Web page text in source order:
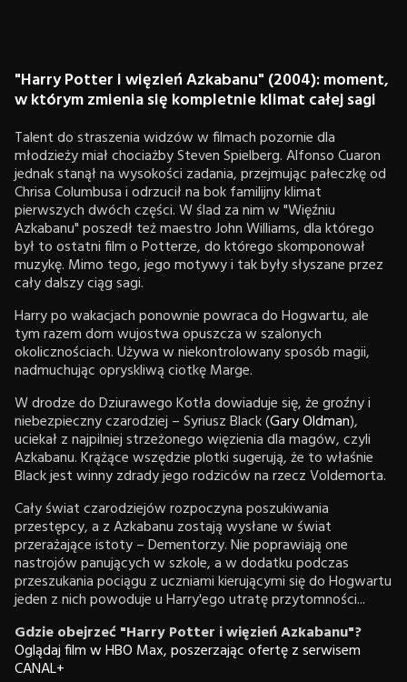
"Harry Potter i więzień Azkabanu" (2004): moment,
w którym zmienia się kompletnie klimat całej sagi
Talent do straszenia widzów w filmach pozornie dla
młodzieży miał chociażby Steven Spielberg. Alfonso Cuaron
jednak stanął na wysokości zadania, przejmując pałeczkę od
Chrisa Columbusa i odrzucił na bok familijny klimat
pierwszych dwóch części. W ślad za nim w "Więźniu
Azkabanu" poszedł też maestro John Williams, dla którego
był to ostatni film o Potterze, do którego skomponował
muzykę. Mimo tego, jego motywy i tak były słyszane przez
cały dalszy ciąg sagi.
Harry po wakacjach ponownie powraca do Hogwartu, ale
tym razem dom wujostwa opuszcza w szalonych
okolicznościach. Używa w niekontrolowany sposób magii,
nadmuchując opryskliwą ciotkę Marge.
W drodze do Dziurawego Kotła dowiaduje się, że groźny i
niebezpieczny czarodziej – Syriusz Black (Gary Oldman),
uciekał z najpilniej strzeżonego więzienia dla magów, czyli
Azkabanu. Krążące wszędzie plotki sugerują, że to właśnie
Black jest winny zdrady jego rodziców na rzecz Voldemorta.
Cały świat czarodziejów rozpoczyna poszukiwania
przestępcy, a z Azkabanu zostają wysłane w świat
przerażające istoty – Dementorzy. Nie poprawiają one
nastrojów panujących w szkole, a w dodatku podczas
przeszukania pociągu z uczniami kierującymi się do Hogwartu
jeden z nich powoduje u Harry'ego utratę przytomności...
Gdzie obejrzeć "Harry Potter i więzień Azkabanu"?
Oglądaj film w HBO Max, poszerzając ofertę z serwisem
CANAL+